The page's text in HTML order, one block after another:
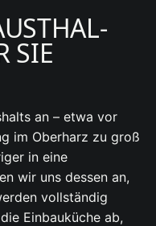
SIE
an – etwa vor
im Oberharz zu groß
in eine
wir uns dessen an,
vollständig
Einbauküche ab,